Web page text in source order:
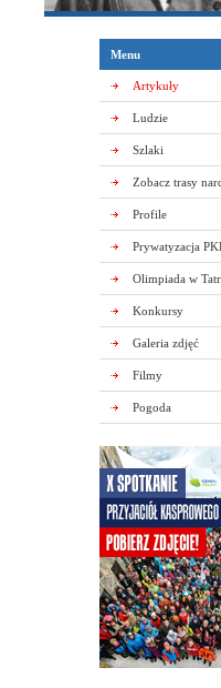
Menu
Artykuły
Ludzie
Szlaki
Zobacz trasy
Profile
Prywatyzacja
Olimpiada w
Konkursy
Galeria zdjęć
Filmy
Pogoda